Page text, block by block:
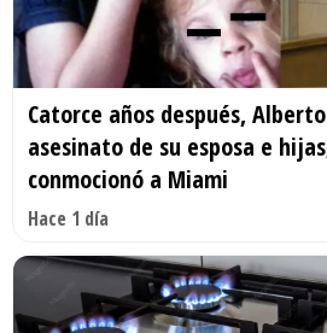
Catorce años después,
asesinato de su esposa e
conmocionó a Miami
Hace 1 día